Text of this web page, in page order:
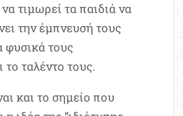
τιμωρεί τα παιδιά να
την έμπνευσή τους
φυσικά τους
το ταλέντο τους.
και το σημείο που